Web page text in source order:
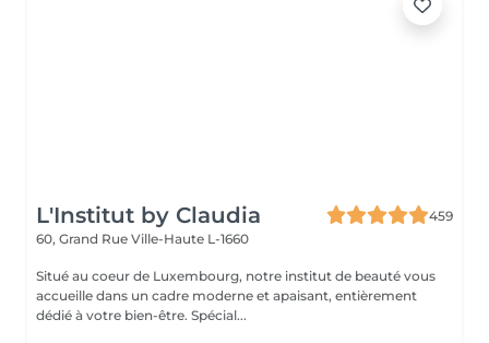
L'Institut by Claudia
459
60, Grand Rue Ville-Haute L-1660
Situé au coeur de Luxembourg, notre institut de beauté vous
accueille dans un cadre moderne et apaisant, entièrement
dédié à votre bien-être. Spécial...